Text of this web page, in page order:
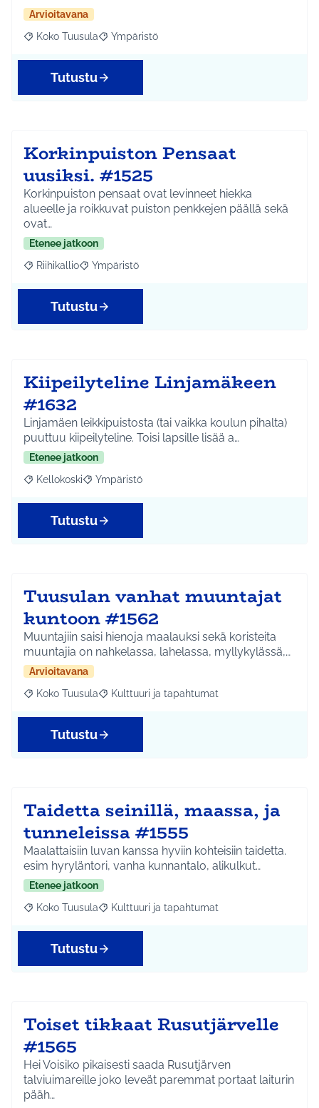
Arvioitavana
Rajaa tulokset aihepiirin mukaan: Koko Tuusula
Koko Tuusula Rajaa tulokset teeman mukaan: Ympäristö
Ympäristö
Tutustu
Korkinpuiston Pensaat
uusiksi. #1525
Korkinpuiston pensaat ovat levinneet hiekka
alueelle ja roikkuvat puiston penkkejen päällä sekä
ovat…
Etenee jatkoon
Rajaa tulokset aihepiirin mukaan: Riihikallio
Riihikallio Rajaa tulokset teeman mukaan: Ympäristö
Ympäristö
Tutustu
Kiipeilyteline Linjamäkeen
#1632
Linjamäen leikkipuistosta (tai vaikka koulun pihalta)
puuttuu kiipeilyteline. Toisi lapsille lisää a…
Etenee jatkoon
Rajaa tulokset aihepiirin mukaan: Kellokoski
Kellokoski Rajaa tulokset teeman mukaan: Ympäristö
Ympäristö
Tutustu
Tuusulan vanhat muuntajat
kuntoon #1562
Muuntajiin saisi hienoja maalauksi sekä koristeita
muuntajia on nahkelassa, lahelassa, myllykylässä,…
Arvioitavana
Rajaa tulokset aihepiirin mukaan: Koko Tuusula
Koko Tuusula Rajaa tulokset teeman mukaan: Kulttuuri ja
Kulttuuri ja tapahtumat
Tutustu
Taidetta seinillä, maassa, ja
tunneleissa #1555
Maalattaisiin luvan kanssa hyviin kohteisiin taidetta.
esim hyryläntori, vanha kunnantalo, alikulkut…
Etenee jatkoon
Rajaa tulokset aihepiirin mukaan: Koko Tuusula
Koko Tuusula Rajaa tulokset teeman mukaan: Kulttuuri ja
Kulttuuri ja tapahtumat
Tutustu
Toiset tikkaat Rusutjärvelle
#1565
Hei Voisiko pikaisesti saada Rusutjärven
talviuimareille joko leveät paremmat portaat laiturin
pääh…